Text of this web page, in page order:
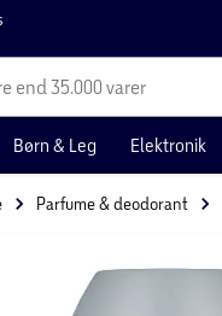
end 35.000 varer
Børn & Leg Elektronik
Parfume & deodorant